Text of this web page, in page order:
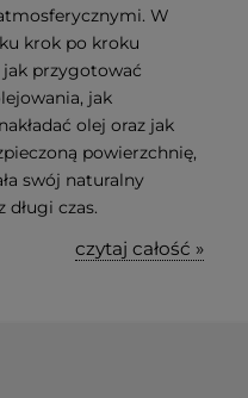
W
krok po kroku
przygotować
jak
olej oraz jak
powierzchnię,
swój naturalny
długi czas.
czytaj całość »